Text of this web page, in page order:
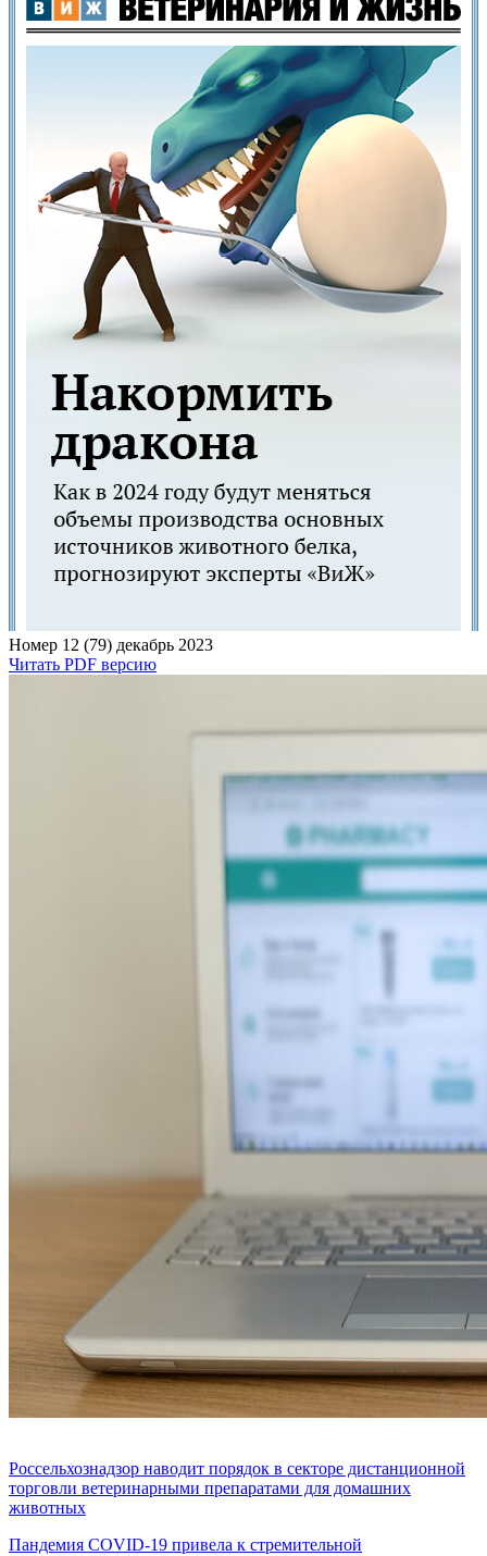
Номер 12 (79) декабрь 2023
Читать PDF версию
Россельхознадзор наводит порядок в секторе дистанционной
торговли ветеринарными препаратами для домашних
животных
Пандемия COVID-19 привела к стремительной